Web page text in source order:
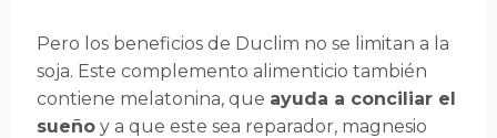
Pero los beneficios de Duclim no se limitan a la
soja. Este complemento alimenticio también
contiene melatonina, que ayuda a conciliar el
sueñoy a que este sea reparador, magnesio